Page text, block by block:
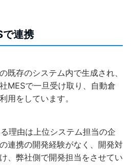
で連携
既存のシステム内で生成され、
MESで一旦受け取り、自動倉
用をしています。
理由は上位システム担当の企
連携の開発経験がなく、開発対
、弊社側で開発担当をさせてい